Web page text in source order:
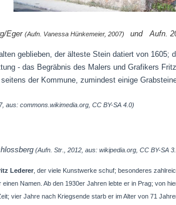
Eger(Aufn. Vanessa Hünkemeier, 2007) und Aufn.
geblieben, der älteste Stein datiert von 1605;
- das Begräbnis des Malers und Grafikers
der Kommune, zumindest einige
aus: commons.wikimedia.org, CC BY-SA 4.0)
(Aufn. Str., 2012, aus: wikipedia.org, CC BY-SA
Lederer , der viele Kunstwerke schuf; besonderes
Namen. Ab den 1930er Jahren lebte er in Prag; von
vier Jahre nach Kriegsende starb er im Alter von 71